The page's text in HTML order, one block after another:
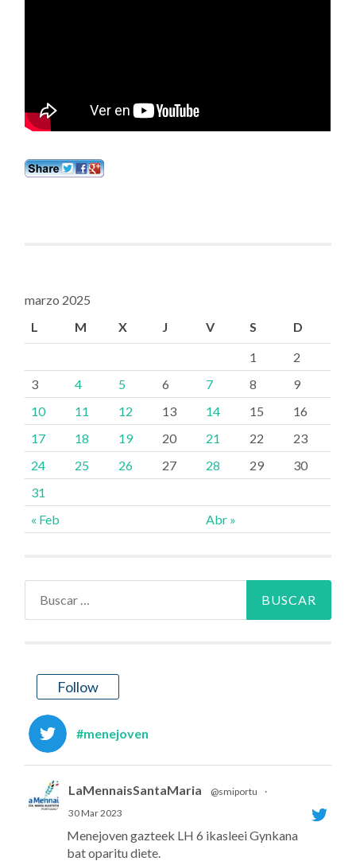
marzo 2025
L
M X J V S D
« Feb Abr »
1
2
3
4 5 6 7 8
9
10
11 12 13 14 15
16
17
18 19 20 21 22
23
24
25 26 27 28 29
30
31
Follow
#menejoven
LaMennaisSantaMaria @smiportu
·
30 Mar 2023
Menejoven gazteek LH 6 ikasleei Gynkana
bat oparitu diete.